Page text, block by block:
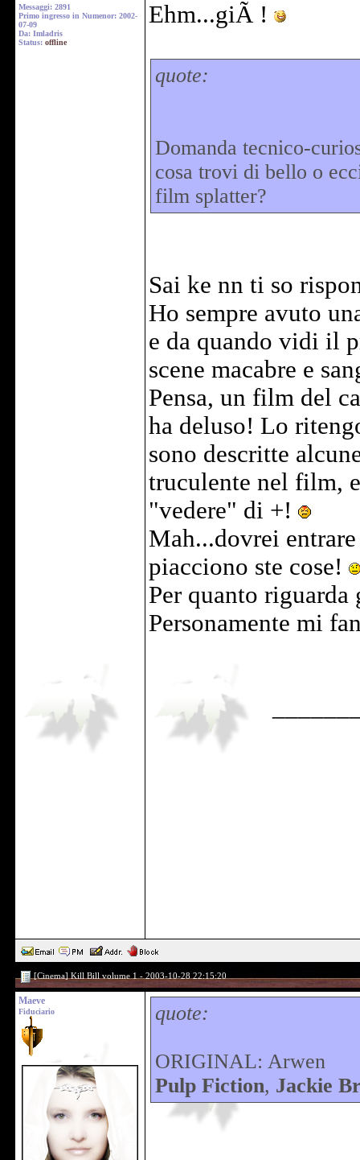
Messaggi: 2891
Primo ingresso in Numenor: 2002-
07-09
Da: Imladris
Status: offline
Ehm...giÃ !
quote:
Domanda tecnico-
cosa trovi di bello o
film splatter?
Sai ke nn ti so
Ho sempre avuto
e da quando vidi il
scene macabre e
Pensa, un film del
ha deluso! Lo
sono descritte
truculente nel film,
"vedere" di +!
Mah...dovrei
piacciono ste cose!
Per quanto
Personamente mi
[Cinema] Kill Bill volume 1 - 2003-10-28 22:15:20
Maeve
Fiduciario quote:
ORIGINAL: Arwen
Pulp Fiction, Jackie